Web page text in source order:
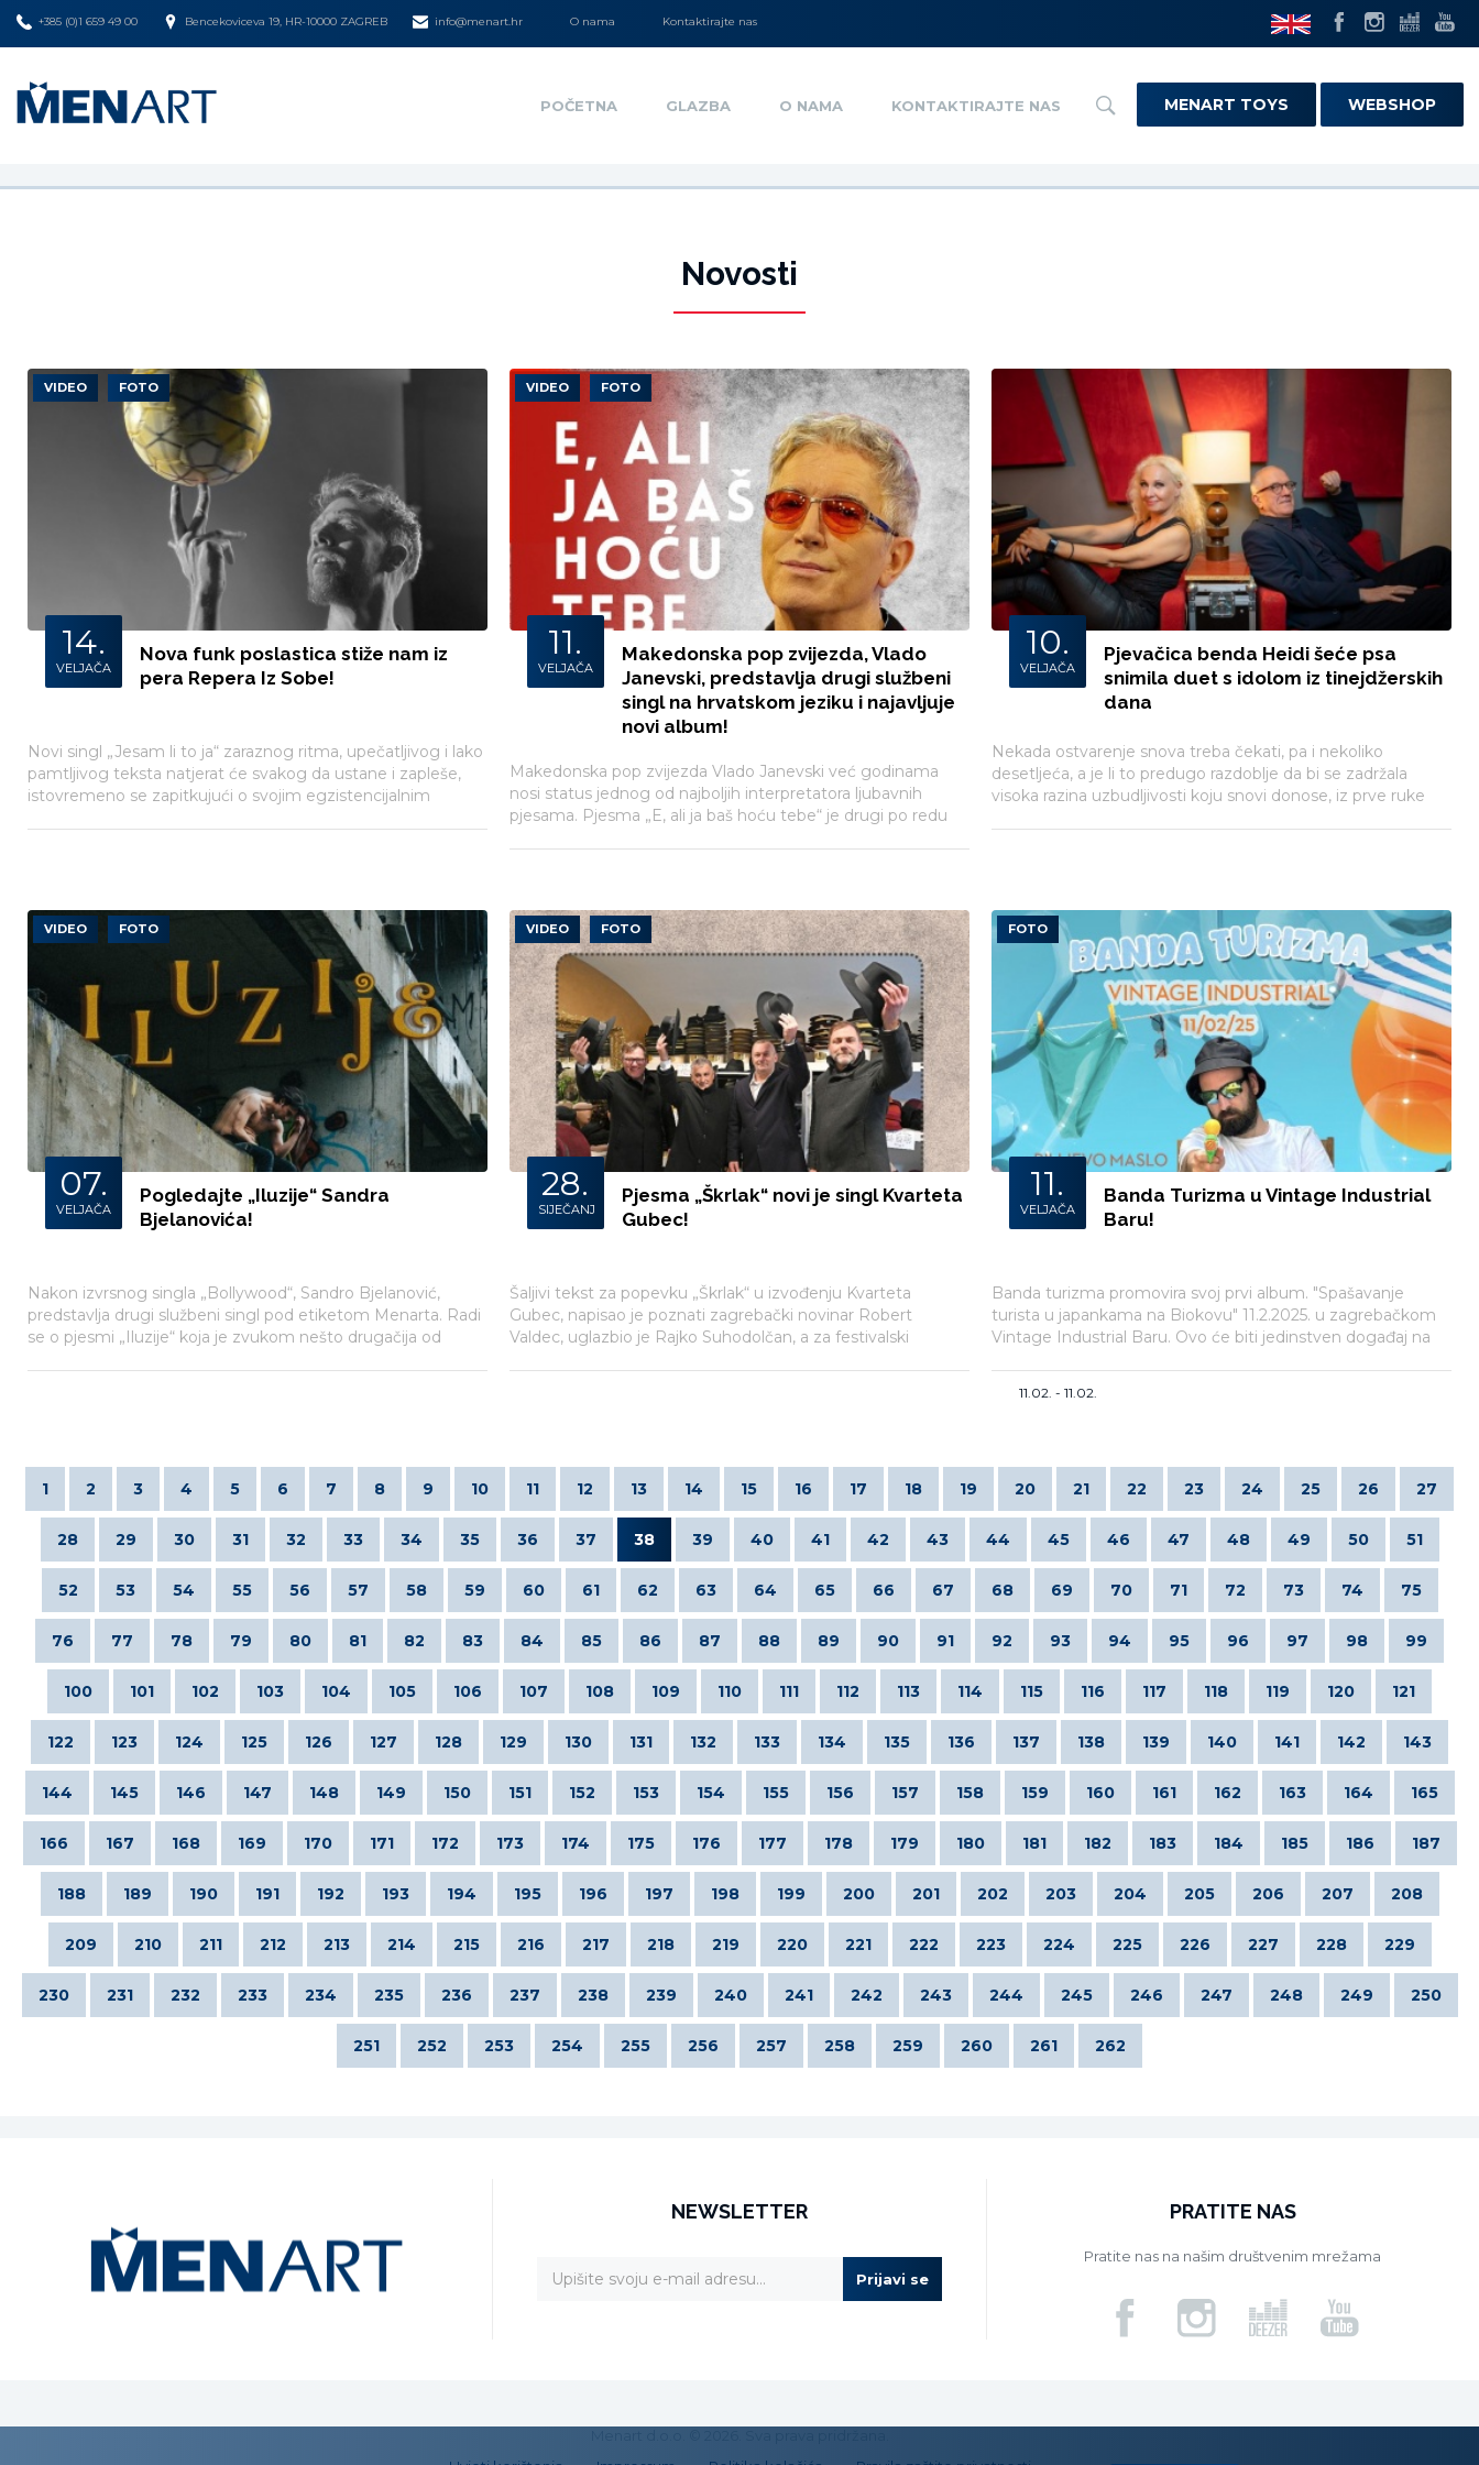
+385 (0)1 659 49 00 Bencekoviceva 19, HR-10000 ZAGREB info@menart.hr O nama Kontaktirajte nas
POČETNA GLAZBA O NAMA KONTAKTIRAJTE NAS MENART TOYS WEBSHOP
Novosti
VIDEO FOTO
14.
VELJAČA
Nova funk poslastica stiže nam iz
pera Repera Iz Sobe!
Novi singl „Jesam li to ja“ zaraznog ritma, upečatljivog i lako
pamtljivog teksta natjerat će svakog da ustane i zapleše,
istovremeno se zapitkujući o svojim egzistencijalnim
VIDEO FOTO
11.
VELJAČA
Makedonska pop zvijezda, Vlado
Janevski, predstavlja drugi službeni
singl na hrvatskom jeziku i najavljuje
novi album!
Makedonska pop zvijezda Vlado Janevski već godinama
nosi status jednog od najboljih interpretatora ljubavnih
pjesama. Pjesma „E, ali ja baš hoću tebe“ je drugi po redu
10.
VELJAČA
Pjevačica benda Heidi šeće psa
snimila duet s idolom iz tinejdžerskih
dana
Nekada ostvarenje snova treba čekati, pa i nekoliko
desetljeća, a je li to predugo razdoblje da bi se zadržala
visoka razina uzbudljivosti koju snovi donose, iz prve ruke
napisala kao tinejdžerica.
VIDEO FOTO
07.
VELJAČA
Pogledajte „Iluzije“ Sandra
Bjelanovića!
Nakon izvrsnog singla „Bollywood“, Sandro Bjelanović,
predstavlja drugi službeni singl pod etiketom Menarta. Radi
se o pjesmi „Iluzije“ koja je zvukom nešto drugačija od
VIDEO FOTO
28.
SIJEČANJ
Pjesma „Škrlak“ novi je singl Kvarteta
Gubec!
Šaljivi tekst za popevku „Škrlak“ u izvođenju Kvarteta
Gubec, napisao je poznati zagrebački novinar Robert
Valdec, uglazbio je Rajko Suhodolčan, a za festivalski
FOTO
11.
VELJAČA
Banda Turizma u Vintage Industrial
Baru!
Banda turizma promovira svoj prvi album. "Spašavanje
turista u japankama na Biokovu" 11.2.2025. u zagrebačkom
Vintage Industrial Baru. Ovo će biti jedinstven događaj na
11.02. - 11.02.
1 2 3 4 5 6 7 8 9 10 11 12 13 14 15 16 17 18 19 20 21 22 23 24 25 26 27
28 29 30 31 32 33 34 35 36 37 38 39 40 41 42 43 44 45 46 47 48 49 50 51
52 53 54 55 56 57 58 59 60 61 62 63 64 65 66 67 68 69 70 71 72 73 74 75
76 77 78 79 80 81 82 83 84 85 86 87 88 89 90 91 92 93 94 95 96 97 98 99
100 101 102 103 104 105 106 107 108 109 110 111 112 113 114 115 116 117 118 119 120 121
122 123 124 125 126 127 128 129 130 131 132 133 134 135 136 137 138 139 140 141 142 143
144 145 146 147 148 149 150 151 152 153 154 155 156 157 158 159 160 161 162 163 164 165
166 167 168 169 170 171 172 173 174 175 176 177 178 179 180 181 182 183 184 185 186 187
188 189 190 191 192 193 194 195 196 197 198 199 200 201 202 203 204 205 206 207 208
209 210 211 212 213 214 215 216 217 218 219 220 221 222 223 224 225 226 227 228 229
230 231 232 233 234 235 236 237 238 239 240 241 242 243 244 245 246 247 248 249 250
251 252 253 254 255 256 257 258 259 260 261 262
NEWSLETTER
Prijavi se
PRATITE NAS
Pratite nas na našim društvenim mrežama